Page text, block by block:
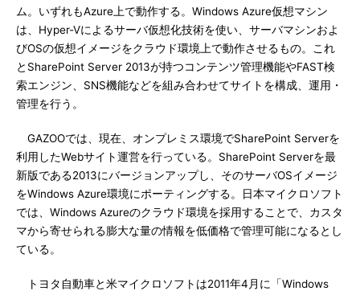
ム。いずれもAzure上で動作する。Windows Azure仮想マシン
は、Hyper-Vによるサーバ仮想化技術を使い、サーバマシンおよ
びOSの仮想イメージをクラウド環境上で動作させるもの。これ
とSharePoint Server 2013が持つコンテンツ管理機能やFAST検
索エンジン、SNS機能などを組み合わせてサイトを構成、運用・
管理を行う。
GAZOOでは、現在、オンプレミス環境でSharePoint Serverを
利用したWebサイト運営を行っている。SharePoint Serverを最
新版である2013にバージョンアップし、そのサーバOSイメージ
をWindows Azure環境にポーティングする。日本マイクロソフト
では、Windows Azureのクラウド環境を採用することで、カスタ
マから寄せられる膨大な量の情報を低価格で管理可能になるとし
ている。
トヨタ自動車と米マイクロソフトは2011年4月に「Windows